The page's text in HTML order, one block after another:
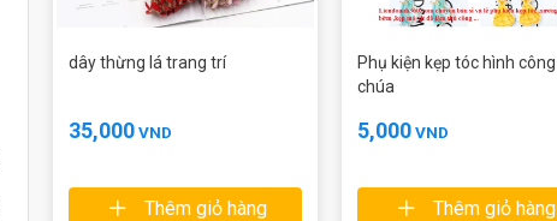
dây thừng lá trang trí
35,000VND
Thêm giỏ hàng
Phụ kiện kẹp tóc hình công
chúa
5,000VND
Thêm giỏ hàng